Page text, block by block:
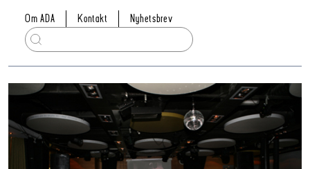
Om ADA Kontakt Nyhetsbrev